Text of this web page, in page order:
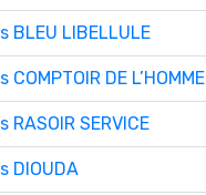
BLEU LIBELLULE
DE L’HOMME
SERVICE
DIOUDA